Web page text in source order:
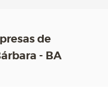
de
- BA